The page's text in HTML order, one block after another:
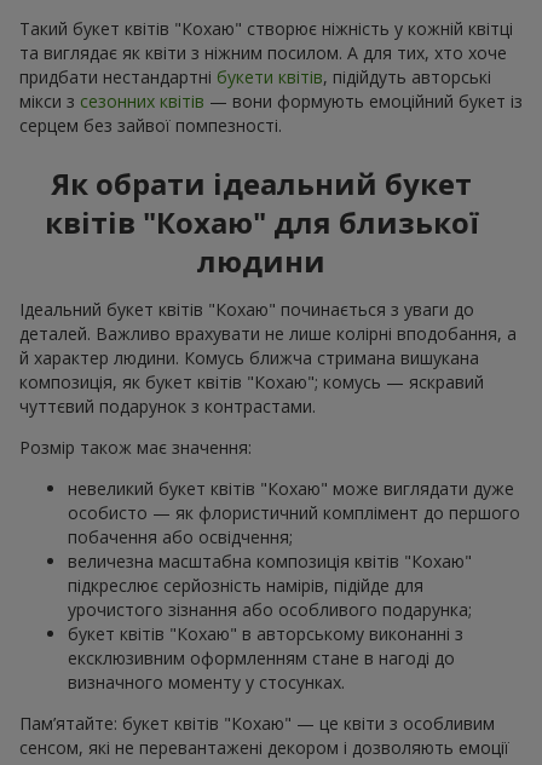
Такий букет квітів "Кохаю" створює ніжність у кожній квітці
та виглядає як квіти з ніжним посилом. А для тих, хто хоче
придбати нестандартні букети квітів, підійдуть авторські
мікси з сезонних квітів — вони формують емоційний букет із
серцем без зайвої помпезності.
Як обрати ідеальний букет
квітів "Кохаю" для близької
людини
Ідеальний букет квітів "Кохаю" починається з уваги до
деталей. Важливо врахувати не лише колірні вподобання, а
й характер людини. Комусь ближча стримана вишукана
композиція, як букет квітів "Кохаю"; комусь — яскравий
чуттєвий подарунок з контрастами.
Розмір також має значення:
невеликий букет квітів "Кохаю" може виглядати дуже
особисто — як флористичний комплімент до першого
побачення або освідчення;
величезна масштабна композиція квітів "Кохаю"
підкреслює серйозність намірів, підійде для
урочистого зізнання або особливого подарунка;
букет квітів "Кохаю" в авторському виконанні з
ексклюзивним оформленням стане в нагоді до
визначного моменту у стосунках.
Пам’ятайте: букет квітів "Кохаю" — це квіти з особливим
сенсом, які не перевантажені декором і дозволяють емоції